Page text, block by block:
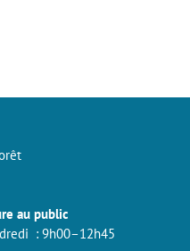
au public
: 9h00–12h45